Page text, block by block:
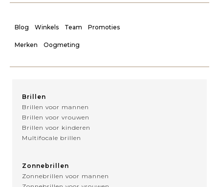
Blog Winkels Team Promoties
Merken Oogmeting
Brillen
Brillen voor mannen
Brillen voor vrouwen
Brillen voor kinderen
Multifocale brillen
Zonnebrillen
Zonnebrillen voor mannen